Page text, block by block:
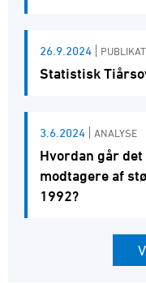
26.9.2024
Statistisk
3.6.2024 ANALYSE
Hvordan går
modtagere af
1992?